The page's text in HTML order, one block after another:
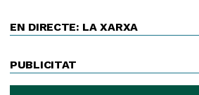
EN DIRECTE: LA XARXA
PUBLICITAT